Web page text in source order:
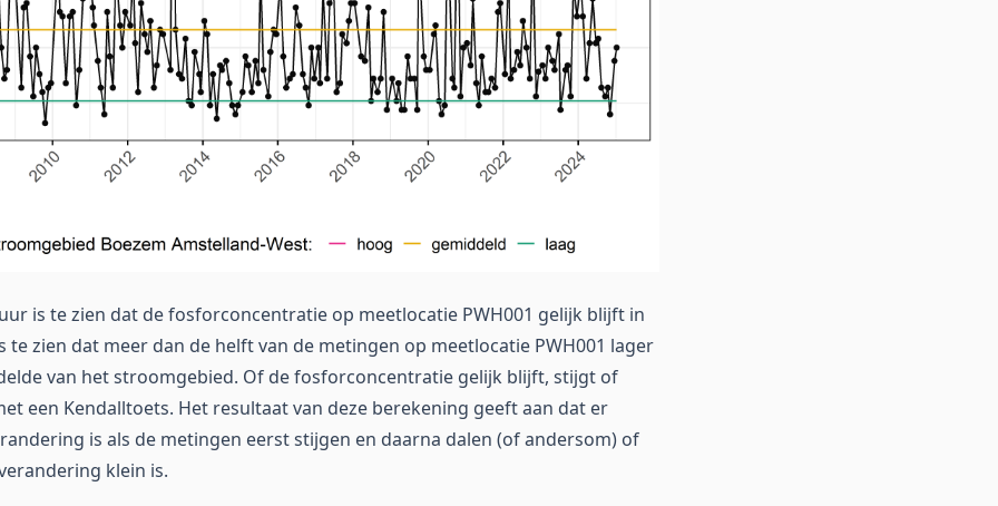
is te zien dat de fosforconcentratie op meetlocatie PWH001 gelijk blijft in
te zien dat meer dan de helft van de metingen op meetlocatie PWH001 lager
van het stroomgebied. Of de fosforconcentratie gelijk blijft, stijgt of
een Kendalltoets. Het resultaat van deze berekening geeft aan dat er
is als de metingen eerst stijgen en daarna dalen (of andersom) of
klein is.